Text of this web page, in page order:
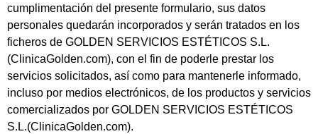
cumplimentación del presente formulario, sus datos
personales quedarán incorporados y serán tratados en los
ficheros de GOLDEN SERVICIOS ESTÉTICOS S.L.
(ClinicaGolden.com), con el fin de poderle prestar los
servicios solicitados, así como para mantenerle informado,
incluso por medios electrónicos, de los productos y servicios
comercializados por GOLDEN SERVICIOS ESTÉTICOS
S.L.(ClinicaGolden.com).